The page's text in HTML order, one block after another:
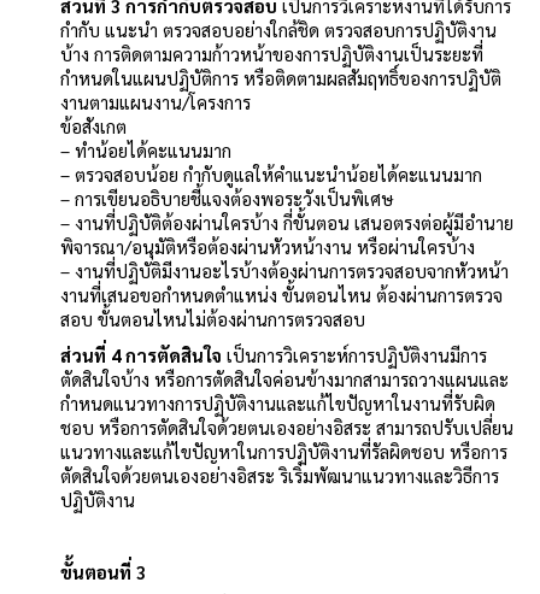
ส่วนที่ 3 การกำกับตรวจสอบ เป็นการวิเคราะห์งานที่ได้รับการ
กำกับ แนะนำ ตรวจสอบอย่างใกล้ชิด ตรวจสอบการปฏิบัติงาน
บ้าง การติดตามความก้าวหน้าของการปฏิบัติงานเป็นระยะที่
กำหนดในแผนปฏิบัติการ หรือติดตามผลสัมฤทธิ์ของการปฏิบัติ
งานตามแผนงาน/โครงการ
ข้อสังเกต
– ทำน้อยได้คะแนนมาก
– ตรวจสอบน้อย กำกับดูแลให้คำแนะนำน้อยได้คะแนนมาก
– การเขียนอธิบายชี้แจงต้องพอระวังเป็นพิเศษ
– งานที่ปฏิบัติต้องผ่านใครบ้าง กี่ขั้นตอน เสนอตรงต่อผู้มีอำนาย
พิจารณา/อนุมัติหรือต้องผ่านหัวหน้างาน หรือผ่านใครบ้าง
– งานที่ปฏิบัติมีงานอะไรบ้างต้องผ่านการตรวจสอบจากหัวหน้า
งานที่เสนอขอกำหนดตำแหน่ง ขั้นตอนไหน ต้องผ่านการตรวจ
สอบ ขั้นตอนไหนไม่ต้องผ่านการตรวจสอบ
ส่วนที่ 4 การตัดสินใจ เป็นการวิเคราะห์การปฏิบัติงานมีการ
ตัดสินใจบ้าง หรือการตัดสินใจค่อนข้างมากสามารถวางแผนและ
กำหนดแนวทางการปฏิบัติงานและแก้ไขปัญหาในงานที่รับผิด
ชอบ หรือการตัดสินใจด้วยตนเองอย่างอิสระ สามารถปรับเปลี่ยน
แนวทางและแก้ไขปัญหาในการปฏิบัติงานที่รัลผิดชอบ หรือการ
ตัดสินใจด้วยตนเองอย่างอิสระ ริเริ่มพัฒนาแนวทางและวิธีการ
ปฏิบัติงาน
ขั้นตอนที่ 3